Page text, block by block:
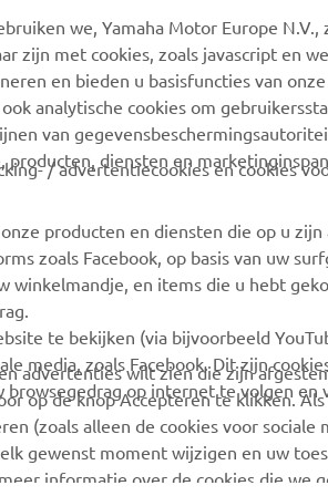
Webshop-ondersteuning
Onderdelencatalogus
Boek een
onderhoudsbeurt
Zoek een Yamaha-dealer
Afvalbatterijen
we, Yamaha Motor Europe N.V.,
zijn met cookies, zoals javascript en
en bieden u basisfuncties van
analytische cookies om
van
diensten en
/ advertentiecookies en cookies
producten en diensten die op u
zoals Facebook, op basis van uw
winkelmandje, en items die u hebt
te bekijken (via bijvoorbeeld
media, zoals Facebook. Dit zijn
browsegedrag op internet te volgen en
advertenties wilt zien die zijn
op de knop Accepteren te klikken.
(zoals alleen de cookies voor sociale
gewenst moment wijzigen en uw
informatie over de cookies die we